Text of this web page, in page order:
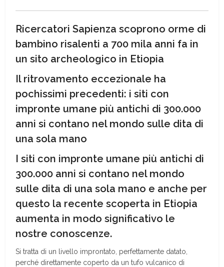
Ricercatori Sapienza scoprono orme di
bambino risalenti a 700 mila anni fa in
un sito archeologico in Etiopia
Il ritrovamento eccezionale ha
pochissimi precedenti: i siti con
impronte umane più antichi di 300.000
anni si contano nel mondo sulle dita di
una sola mano
I siti con impronte umane più antichi di
300.000 anni si contano nel mondo
sulle dita di una sola mano e anche per
questo la recente scoperta in Etiopia
aumenta in modo significativo le
nostre conoscenze.
Si tratta di un livello improntato, perfettamente datato,
perché direttamente coperto da un tufo vulcanico di